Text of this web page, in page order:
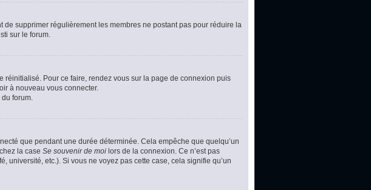
de supprimer régulièrement les membres ne postant pas pour réduire la
sur le forum.
réinitialisé. Pour ce faire, rendez vous sur la page de connexion puis
à nouveau vous connecter.
forum.
que pendant une durée déterminée. Cela empêche que quelqu’un
la case Se souvenir de moi lors de la connexion. Ce n’est pas
etc.). Si vous ne voyez pas cette case, cela signifie qu’un